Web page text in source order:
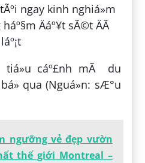
tiá»u cáº£nh mÃ du
qua (Nguá»n: sÆ°u
ngưỡng vẻ đẹp vườn
thế giới Montreal –